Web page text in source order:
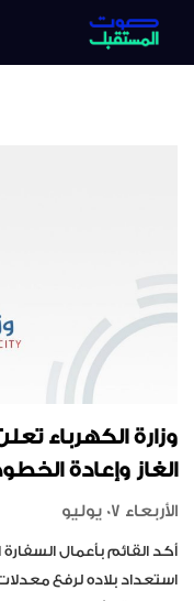
وزارة الكهرباء
الغاز وإعادة
الأربعاء 07 يوليو
أكد القائم بأعمال السفارة
استعداد بلاده لرفع